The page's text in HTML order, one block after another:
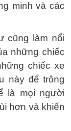
minh và các
cũng làm nổi
những chiếc
chiếc xe
này để trông
là mọi người
hơn và khiến